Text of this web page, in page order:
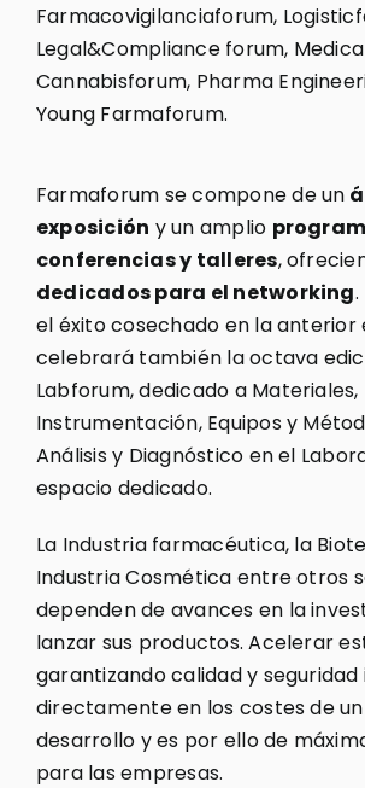
Farmacovigilanciaforum,
Legal&Compliance forum,
Cannabisforum, Pharma
Young Farmaforum.
Farmaforum se compone de un
exposición y un amplio
conferencias y talleres,
dedicados para el networking
el éxito cosechado en la anterior
celebrará también la octava
Labforum, dedicado a Materiales,
Instrumentación, Equipos y
Análisis y Diagnóstico en el
espacio dedicado.
La Industria farmacéutica, la
Industria Cosmética entre otros
dependen de avances en la
lanzar sus productos. Acelerar
garantizando calidad y seguridad
directamente en los costes de
desarrollo y es por ello de
para las empresas.